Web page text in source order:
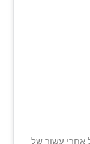
אחרי עשור של